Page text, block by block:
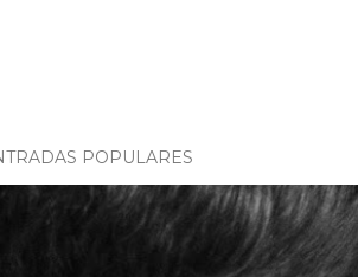
POPULARES